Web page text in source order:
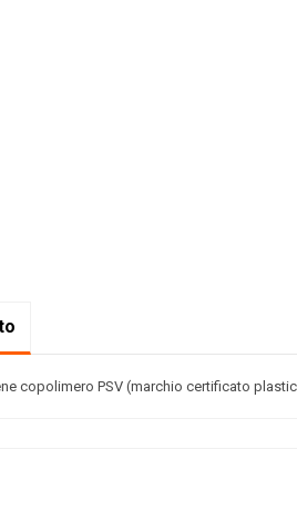
copolimero PSV (marchio certificato